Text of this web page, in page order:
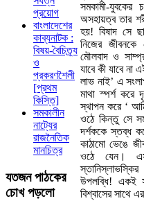
সমকামী-যুবকের
অসহায়ত্ব তার
হয়! বিষাদ সে
নিজের জীবনকে
মৌলবাদ ও
যাবে কী যাবে না
লাভ নাই’ এ
মাথা স্পর্শ করে
স্থাপন করে ‘
ওঠে কিন্তু সে
দর্শককে স্তব্ধ
কাঠামো ভেঙে
ওঠে যেন।
উপলব্ধি! একই
বিশ্বাসের সাথে
প্রয়োগ
বাংলাদেশের
কাব্যনাটক :
বিষয়-বৈচিত্র্য
ও
প্রকরণশৈলী
[প্রথম
কিস্তি]
সমকালীন
নাট্যের
রাজনৈতিক
মানচিত্র
যতজনপাঠকের
চোখ পড়লো